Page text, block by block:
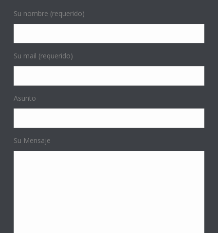
Su nombre (requerido)
Su mail (requerido)
Asunto
Su Mensaje